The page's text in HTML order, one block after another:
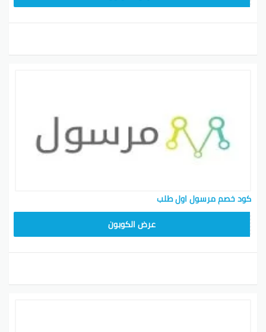
كود خصم مرسول اول طلب
عرض الكوبون